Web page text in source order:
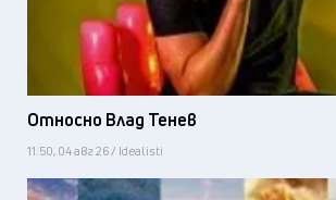
Относно Влад Тенев
11:50, 04 авг 26 / Idealisti